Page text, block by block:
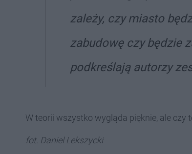
zależy, czy miasto
zabudowę czy będzie
podkreślają autorzy
W teorii wszystko wygląda pięknie, ale czy
fot. Daniel Lekszycki